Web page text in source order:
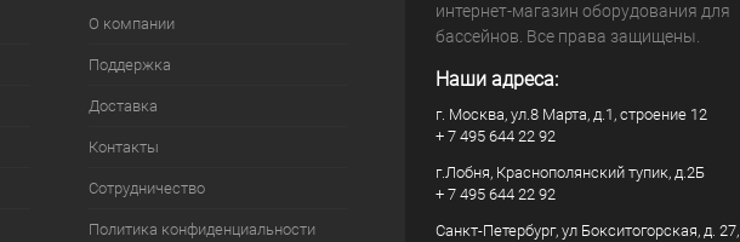
О компании
Поддержка
Доставка
Контакты
Сотрудничество
Политика конфиденциальности
интернет-магазин оборудования для
бассейнов. Все права защищены.
Наши адреса:
г. Москва, ул.8 Марта, д.1, строение 12
+ 7 495 644 22 92
г.Лобня, Краснополянский тупик, д.2Б
+ 7 495 644 22 92
Санкт-Петербург, ул Бокситогорская, д. 27,